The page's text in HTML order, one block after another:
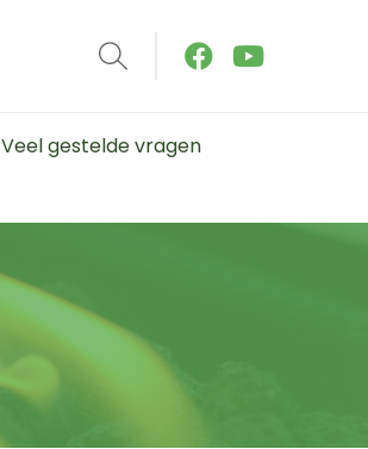
Veel gestelde vragen